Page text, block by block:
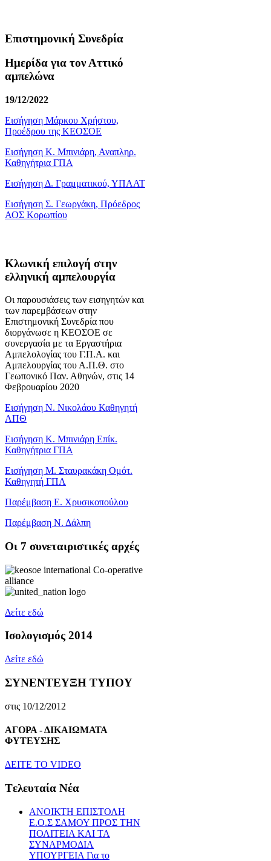
Επιστημονική Συνεδρία
Ημερίδα για τον Αττικό
αμπελώνα
19/12/2022
Εισήγηση Μάρκου Χρήστου,
Προέδρου της ΚΕΟΣΟΕ
Εισήγηση Κ. Μπινιάρη, Αναπληρ.
Καθηγήτρια ΓΠΑ
Εισήγηση Δ. Γραμματικού, ΥΠΑΑΤ
Εισήγηση Σ. Γεωργάκη, Πρόεδρος
ΑΟΣ Κορωπίου
Κλωνική επιλογή στην
ελληνική αμπελουργία
Οι παρουσιάσεις των εισηγητών και
των παρεμβάσεων στην
Επιστημονική Συνεδρία που
διοργάνωσε η ΚΕΟΣΟΕ σε
συνεργασία με τα Εργαστήρια
Αμπελολογίας του Γ.Π.Α. και
Αμπελουργίας του Α.Π.Θ. στο
Γεωπονικό Παν. Αθηνών, στις 14
Φεβρουαρίου 2020
Εισήγηση Ν. Νικολάου Καθηγητή
ΑΠΘ
Εισήγηση Κ. Μπινιάρη Επίκ.
Καθηγήτρια ΓΠΑ
Εισήγηση Μ. Σταυρακάκη Ομότ.
Καθηγητή ΓΠΑ
Παρέμβαση Ε. Χρυσικοπούλου
Παρέμβαση Ν. Δάλπη
Oι 7 συνεταιριστικές αρχές
Δείτε εδώ
Ισολογισμός 2014
Δείτε εδώ
ΣΥΝΕΝΤΕΥΞΗ ΤΥΠΟΥ
στις 10/12/2012
ΑΓΟΡΑ - ΔΙΚΑΙΩΜΑΤΑ
ΦΥΤΕΥΣΗΣ
ΔEITE TO VIDEO
Tελευταία Nέα
ΑΝΟΙΚΤΗ ΕΠΙΣΤΟΛΗ
Ε.Ο.Σ ΣΑΜΟΥ ΠΡΟΣ ΤΗΝ
ΠΟΛΙΤΕΙΑ ΚΑΙ ΤΑ
ΣΥΝΑΡΜΟΔΙΑ
ΥΠΟΥΡΓΕΙΑ Για το